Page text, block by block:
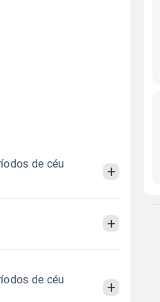
de céu
53%de céu